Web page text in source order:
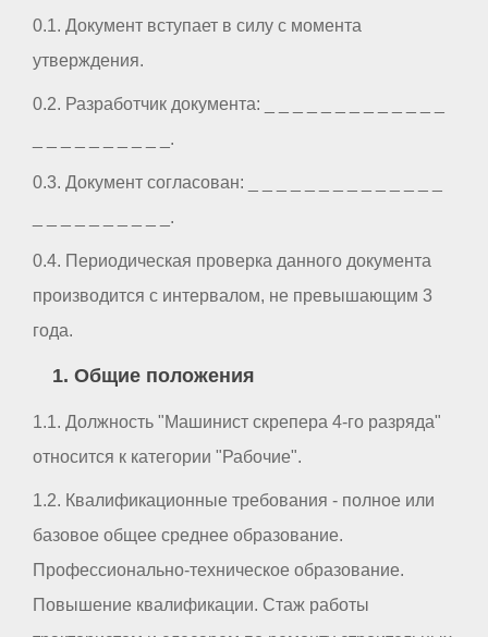
0.1. Документ вступает в силу с момента
утверждения.
0.2. Разработчик документа: _ _ _ _ _ _ _ _ _ _ _ _ _
_ _ _ _ _ _ _ _ _ _.
0.3. Документ согласован: _ _ _ _ _ _ _ _ _ _ _ _ _ _
_ _ _ _ _ _ _ _ _ _.
0.4. Периодическая проверка данного документа
производится с интервалом, не превышающим 3
года.
1. Общие положения
1.1. Должность "Машинист скрепера 4-го разряда"
относится к категории "Рабочие".
1.2. Квалификационные требования - полное или
базовое общее среднее образование.
Профессионально-техническое образование.
Повышение квалификации. Стаж работы